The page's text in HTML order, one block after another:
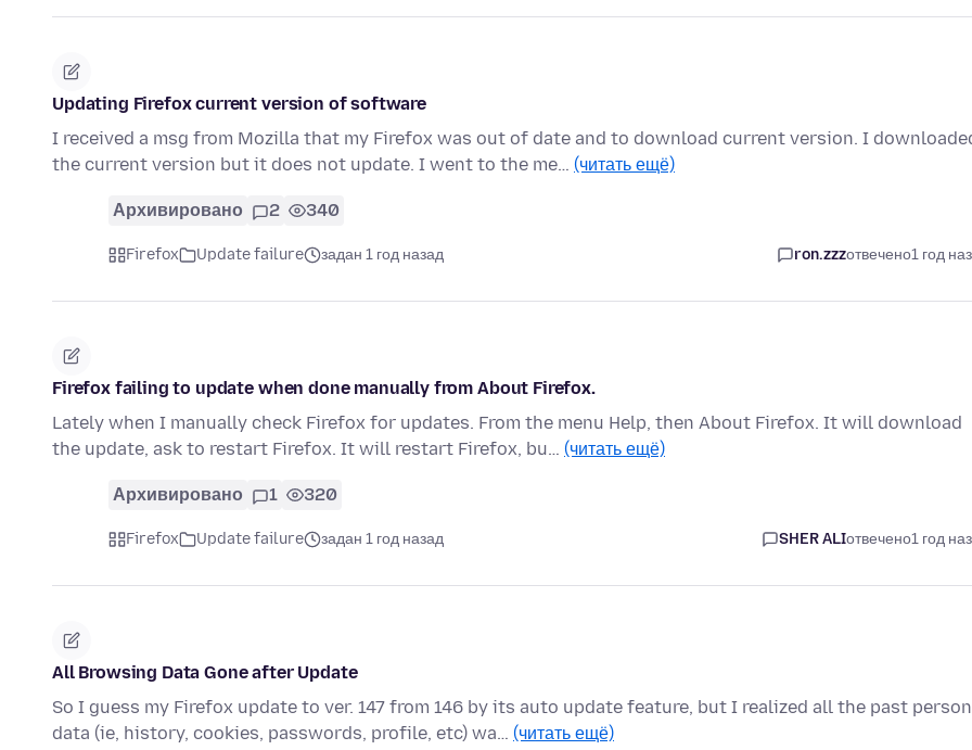
Updating Firefox current version of software
I received a msg from Mozilla that my Firefox was out of date and to download current version. I
the current version but it does not update. I went to the me… (читать ещё)
Архивировано 2 340
Firefox Update failure задан 1 год назад ron.zzzотвечено1 год
Firefox failing to update when done manually from About Firefox.
Lately when I manually check Firefox for updates. From the menu Help, then About Firefox. It will download
the update, ask to restart Firefox. It will restart Firefox, bu… (читать ещё)
Архивировано 1 320
Firefox Update failure задан 1 год назад SHER ALIотвечено1 год
All Browsing Data Gone after Update
So I guess my Firefox update to ver. 147 from 146 by its auto update feature, but I realized all the past
data (ie, history, cookies, passwords, profile, etc) wa… (читать ещё)